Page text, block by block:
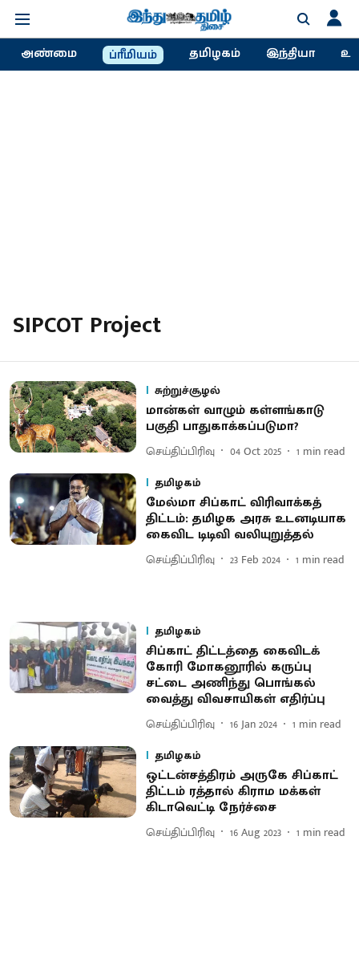
அண்மை ப்ரீமியம் தமிழகம் இந்தியா
SIPCOT Project
சுற்றுச்சூழல்
மான்கள் வாழும் கள்ளங்காடு
பகுதி பாதுகாக்கப்படுமா?
செய்திப்பிரிவு 04 Oct 2025 1 min read
தமிழகம்
மேல்மா சிப்காட் விரிவாக்கத்
திட்டம்: தமிழக அரசு உடனடியாக
கைவிட டிடிவி வலியுறுத்தல்
செய்திப்பிரிவு 23 Feb 2024 1 min read
தமிழகம்
சிப்காட் திட்டத்தை கைவிடக்
கோரி மோகனூரில் கருப்பு
சட்டை அணிந்து பொங்கல்
வைத்து விவசாயிகள் எதிர்ப்பு
செய்திப்பிரிவு 16 Jan 2024 1 min read
தமிழகம்
ஒட்டன்சத்திரம் அருகே சிப்காட்
திட்டம் ரத்தால் கிராம மக்கள்
கிடாவெட்டி நேர்ச்சை
செய்திப்பிரிவு 16 Aug 2023 1 min read